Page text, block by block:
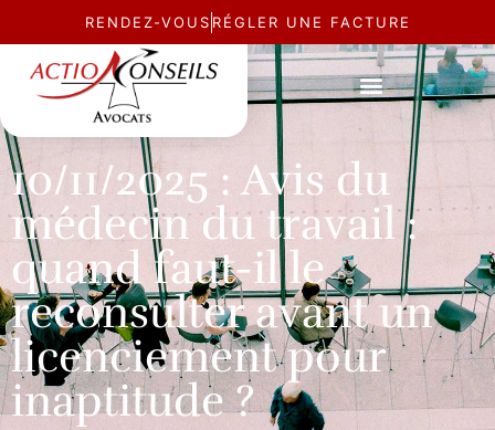
RENDEZ-VOUS RÉGLER UNE FACTURE
ACTUALITÉ
10/11/2025 : Avis du
médecin du travail :
quand faut-il le
reconsulter avant un
licenciement pour
inaptitude ?